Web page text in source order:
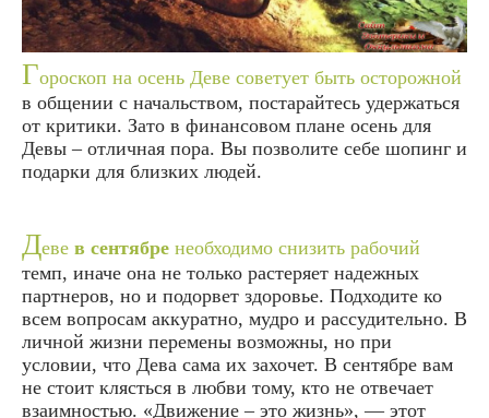
Гороскоп на осень Деве советует быть осторожной
в общении с начальством, постарайтесь удержаться
от критики. Зато в финансовом плане осень для
Девы – отличная пора. Вы позволите себе шопинг и
подарки для близких людей.
Деве в сентябре необходимо снизить рабочий
темп, иначе она не только растеряет надежных
партнеров, но и подорвет здоровье. Подходите ко
всем вопросам аккуратно, мудро и рассудительно. В
личной жизни перемены возможны, но при
условии, что Дева сама их захочет. В сентябре вам
не стоит клясться в любви тому, кто не отвечает
взаимностью. «Движение – это жизнь», — этот